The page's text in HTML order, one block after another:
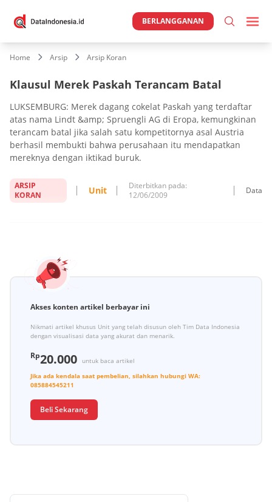
BERLANGGANAN
Home Arsip Arsip Koran
Klausul Merek Paskah Terancam Batal
LUKSEMBURG: Merek dagang cokelat Paskah yang terdaftar
atas nama Lindt &amp; Spruengli AG di Eropa, kemungkinan
terancam batal jika salah satu kompetitornya asal Austria
berhasil membukti bahwa perusahaan itu mendapatkan
mereknya dengan iktikad buruk.
ARSIP
KORAN
Unit
Diterbitkan pada:
12/06/2009
Data
Akses konten artikel berbayar ini
Nikmati artikel khusus Unit yang telah disusun oleh Tim Data Indonesia
dengan visualisasi data yang akurat dan menarik.
Rp20.000
untuk baca artikel
Jika ada kendala saat pembelian, silahkan hubungi WA:
085884545211
Beli Sekarang